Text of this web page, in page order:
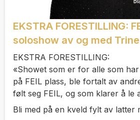
EKSTRA FORESTILLING:
soloshow av og med
EKSTRA FORESTILLING:
«Showet som er for alle som
på FEIL plass, ble fortalt av
følt seg FEIL, og som klarer å le
Bli med på en kveld fylt av latter